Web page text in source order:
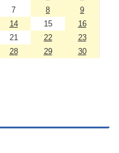
7 8
9
14 15
16
21 22
23
28 29 30